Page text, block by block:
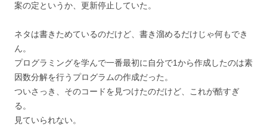
案の定というか、更新停止していた。
ネタは書きためているのだけど、書き溜めるだけじゃ何もでき
ん。
プログラミングを学んで一番最初に自分で1から作成したのは素
因数分解を行うプログラムの作成だった。
ついさっき、そのコードを見つけたのだけど、これが酷すぎ
る。
見ていられない。